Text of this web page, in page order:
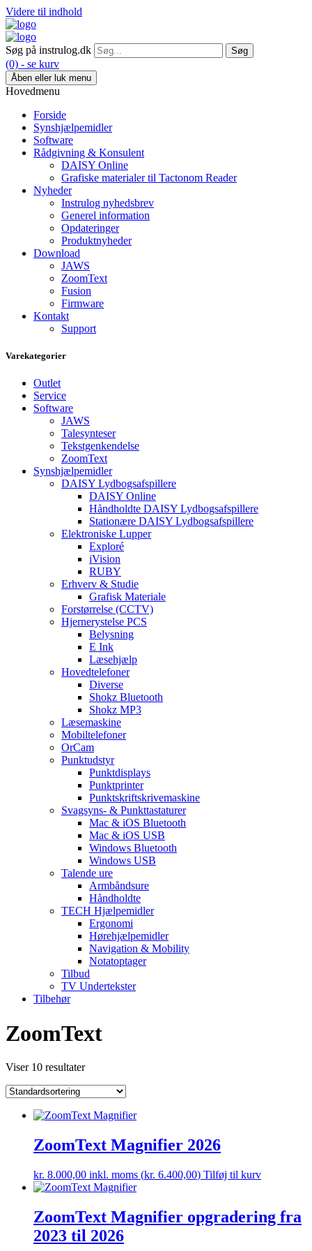
Videre til indhold
Søg på instrulog.dk
(0) - se kurv
Åben eller luk menu
Hovedmenu
Forside
Synshjælpemidler
Software
Rådgivning & Konsulent
DAISY Online
Grafiske materialer til Tactonom Reader
Nyheder
Instrulog nyhedsbrev
Generel information
Opdateringer
Produktnyheder
Download
JAWS
ZoomText
Fusion
Firmware
Kontakt
Support
Varekategorier
Outlet
Service
Software
JAWS
Talesynteser
Tekstgenkendelse
ZoomText
Synshjælpemidler
DAISY Lydbogsafspillere
DAISY Online
Håndholdte DAISY Lydbogsafspillere
Stationære DAISY Lydbogsafspillere
Elektroniske Lupper
Exploré
iVision
RUBY
Erhverv & Studie
Grafisk Materiale
Forstørrelse (CCTV)
Hjernerystelse PCS
Belysning
E Ink
Læsehjælp
Hovedtelefoner
Diverse
Shokz Bluetooth
Shokz MP3
Læsemaskine
Mobiltelefoner
OrCam
Punktudstyr
Punktdisplays
Punktprinter
Punktskriftskrivemaskine
Svagsyns- & Punkttastaturer
Mac & iOS Bluetooth
Mac & iOS USB
Windows Bluetooth
Windows USB
Talende ure
Armbåndsure
Håndholdte
TECH Hjælpemidler
Ergonomi
Hørehjælpemidler
Navigation & Mobility
Notatoptager
Tilbud
TV Undertekster
Tilbehør
ZoomText
Viser 10 resultater
ZoomText Magnifier 2026
kr. 8.000,00 inkl. moms (kr. 6.400,00) Tilføj til kurv
ZoomText Magnifier opgradering fra
2023 til 2026